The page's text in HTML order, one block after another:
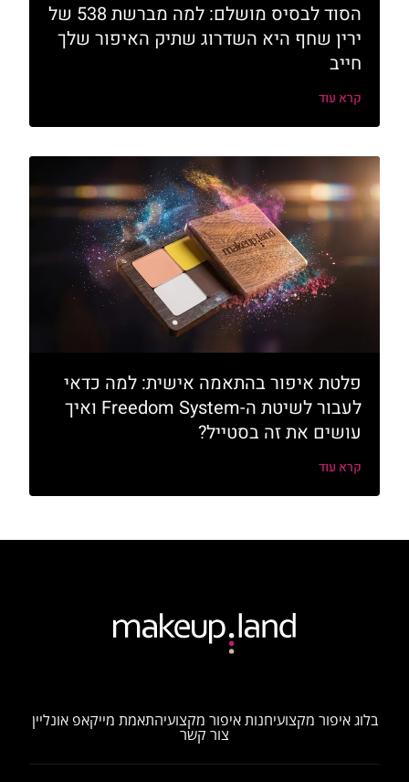
הסוד לבסיס מושלם: למה מברשת 538 של
ירין שחף היא השדרוג שתיק האיפור שלך
חייב
קרא עוד
פלטת איפור בהתאמה אישית: למה כדאי
לעבור לשיטת ה-Freedom System ואיך
עושים את זה בסטייל?
קרא עוד
בלוג איפור מקצועיחנות איפור מקצועיהתאמת מייקאפ אונליין
צור קשר